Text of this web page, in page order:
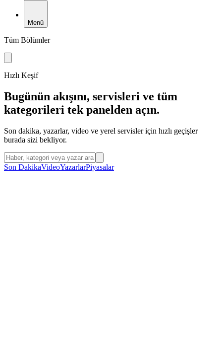
Menü
Tüm Bölümler
Hızlı Keşif
Bugünün akışını, servisleri ve tüm
kategorileri tek panelden açın.
Son dakika, yazarlar, video ve yerel servisler için hızlı geçişler
burada sizi bekliyor.
Menüden arama yap
Son DakikaVideoYazarlarPiyasalar